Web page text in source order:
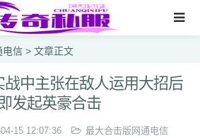
电信 > 文章正文
中主张在敌人运用大招后
发起英豪合击
15 12:07:36 最大合击版网通电信